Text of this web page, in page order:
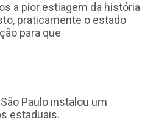
a pior estiagem da história
praticamente o estado
para que
Paulo instalou um
estaduais.